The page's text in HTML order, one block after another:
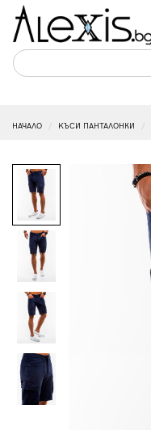
НАЧАЛО KЪСИ ПАНТАЛОНКИ